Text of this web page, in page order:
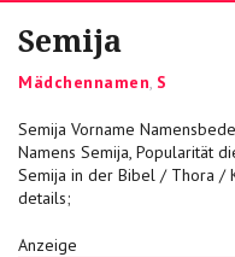
Semija
Categories
Mädchennamen, S
Semija Vorname
Namens Semija, Popularität
Semija in der Bibel / Thora /
details;
Anzeige